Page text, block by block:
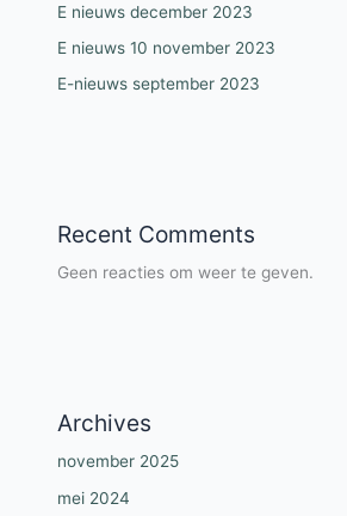
E nieuws december 2023
E nieuws 10 november 2023
E-nieuws september 2023
Recent Comments
Geen reacties om weer te geven.
Archives
november 2025
mei 2024